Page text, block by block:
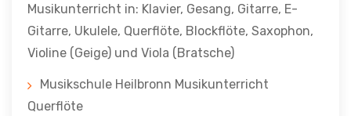
Musikunterricht in: Klavier, Gesang, Gitarre, E-
Gitarre, Ukulele, Querflöte, Blockflöte, Saxophon,
Violine (Geige) und Viola (Bratsche)
Musikschule Heilbronn Musikunterricht
Querflöte